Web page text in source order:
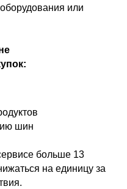
или
шин
больше 13
на единицу за